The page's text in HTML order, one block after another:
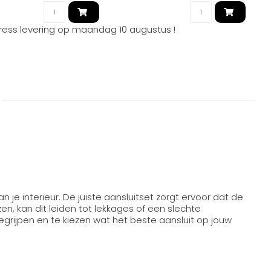
levering op maandag 10 augustus !
je interieur. De juiste aansluitset zorgt ervoor dat de
kan dit leiden tot lekkages of een slechte
en te kiezen wat het beste aansluit op jouw